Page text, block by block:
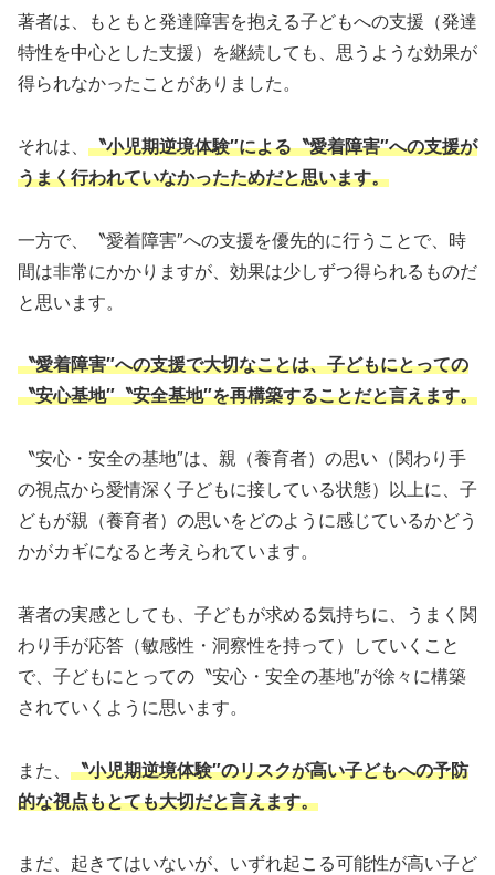
著者は、もともと発達障害を抱える子どもへの支援（発達
特性を中心とした支援）を継続しても、思うような効果が
得られなかったことがありました。
それは、 〝小児期逆境体験″による〝愛着障害″への支援が
うまく行われていなかったためだと思います。
一方で、〝愛着障害″への支援を優先的に行うことで、時
間は非常にかかりますが、効果は少しずつ得られるものだ
と思います。
〝愛着障害″への支援で大切なことは、子どもにとっての
〝安心基地″〝安全基地″を再構築することだと言えます。
〝安心・安全の基地″は、親（養育者）の思い（関わり手
の視点から愛情深く子どもに接している状態）以上に、子
どもが親（養育者）の思いをどのように感じているかどう
かがカギになると考えられています。
著者の実感としても、子どもが求める気持ちに、うまく関
わり手が応答（敏感性・洞察性を持って）していくこと
で、子どもにとっての〝安心・安全の基地″が徐々に構築
されていくように思います。
また、 〝小児期逆境体験″のリスクが高い子どもへの予防
的な視点もとても大切だと言えます。
まだ、起きてはいないが、いずれ起こる可能性が高い子ど